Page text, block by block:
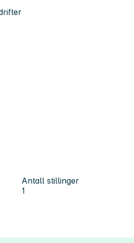
Antall stillinger
1